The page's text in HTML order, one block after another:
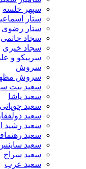
سپهر خلسه
ستار اسماعیلی
ستار رضوی
سجاد حاتمی
سجاد خیری
سرپیکو و علی سان
سروش
سروش مظهری
سعید بیت سیاح
سعید پاشا
سعید چوپانی
سعید ذولفقاری
سعید رشید امیری
سعید رهنمافر
سعید ساینس
سعید سراج
سعید عرب